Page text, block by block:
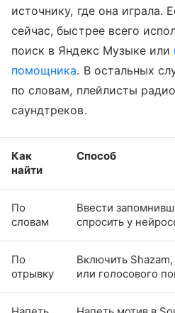
источнику, где она играла.
сейчас, быстрее всего
поиск в Яндекс Музыке или
помощника. В остальных
по словам, плейлисты
саундтреков.
Как
найти
Способ
По
словам
Ввести
спросить у
По
отрывку
Включить
или голосового